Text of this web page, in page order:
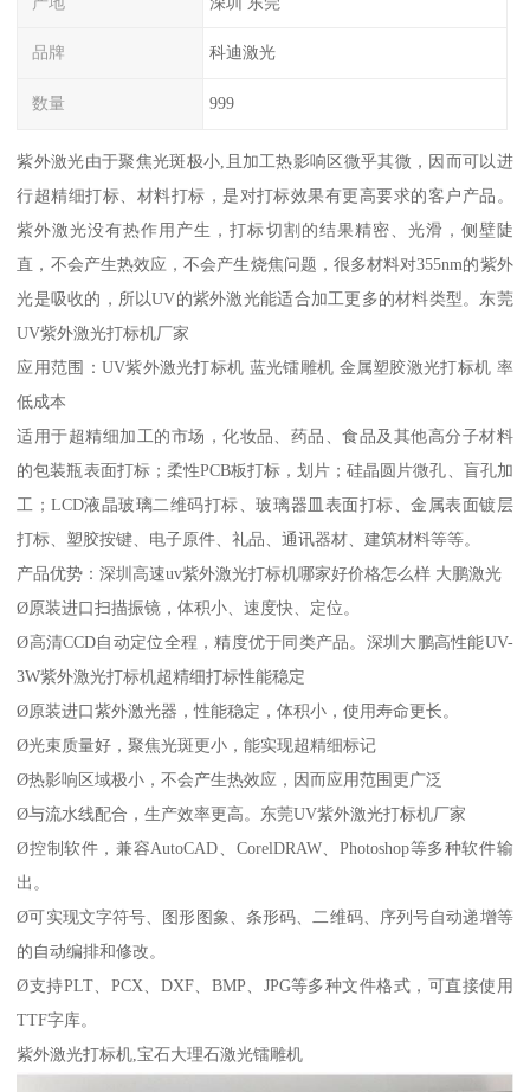
品牌 科迪激光
数量 999
紫外激光由于聚焦光斑极小,且加工热影响区微乎其微，因而可以进
行超精细打标、材料打标，是对打标效果有更高要求的客户产品。
紫外激光没有热作用产生，打标切割的结果精密、光滑，侧壁陡
直，不会产生热效应，不会产生烧焦问题，很多材料对355nm的紫外
光是吸收的，所以UV的紫外激光能适合加工更多的材料类型。东莞
UV紫外激光打标机厂家
应用范围：UV紫外激光打标机 蓝光镭雕机 金属塑胶激光打标机 率
低成本
适用于超精细加工的市场，化妆品、药品、食品及其他高分子材料
的包装瓶表面打标；柔性PCB板打标，划片；硅晶圆片微孔、盲孔加
工；LCD液晶玻璃二维码打标、玻璃器皿表面打标、金属表面镀层
打标、塑胶按键、电子原件、礼品、通讯器材、建筑材料等等。
产品优势：深圳高速uv紫外激光打标机哪家好价格怎么样 大鹏激光
Ø原装进口扫描振镜，体积小、速度快、定位。
Ø高清CCD自动定位全程，精度优于同类产品。深圳大鹏高性能UV-
3W紫外激光打标机超精细打标性能稳定
Ø原装进口紫外激光器，性能稳定，体积小，使用寿命更长。
Ø光束质量好，聚焦光斑更小，能实现超精细标记
Ø热影响区域极小，不会产生热效应，因而应用范围更广泛
Ø与流水线配合，生产效率更高。东莞UV紫外激光打标机厂家
Ø控制软件，兼容AutoCAD、CorelDRAW、Photoshop等多种软件输
出。
Ø可实现文字符号、图形图象、条形码、二维码、序列号自动递增等
的自动编排和修改。
Ø支持PLT、PCX、DXF、BMP、JPG等多种文件格式，可直接使用
TTF字库。
紫外激光打标机,宝石大理石激光镭雕机